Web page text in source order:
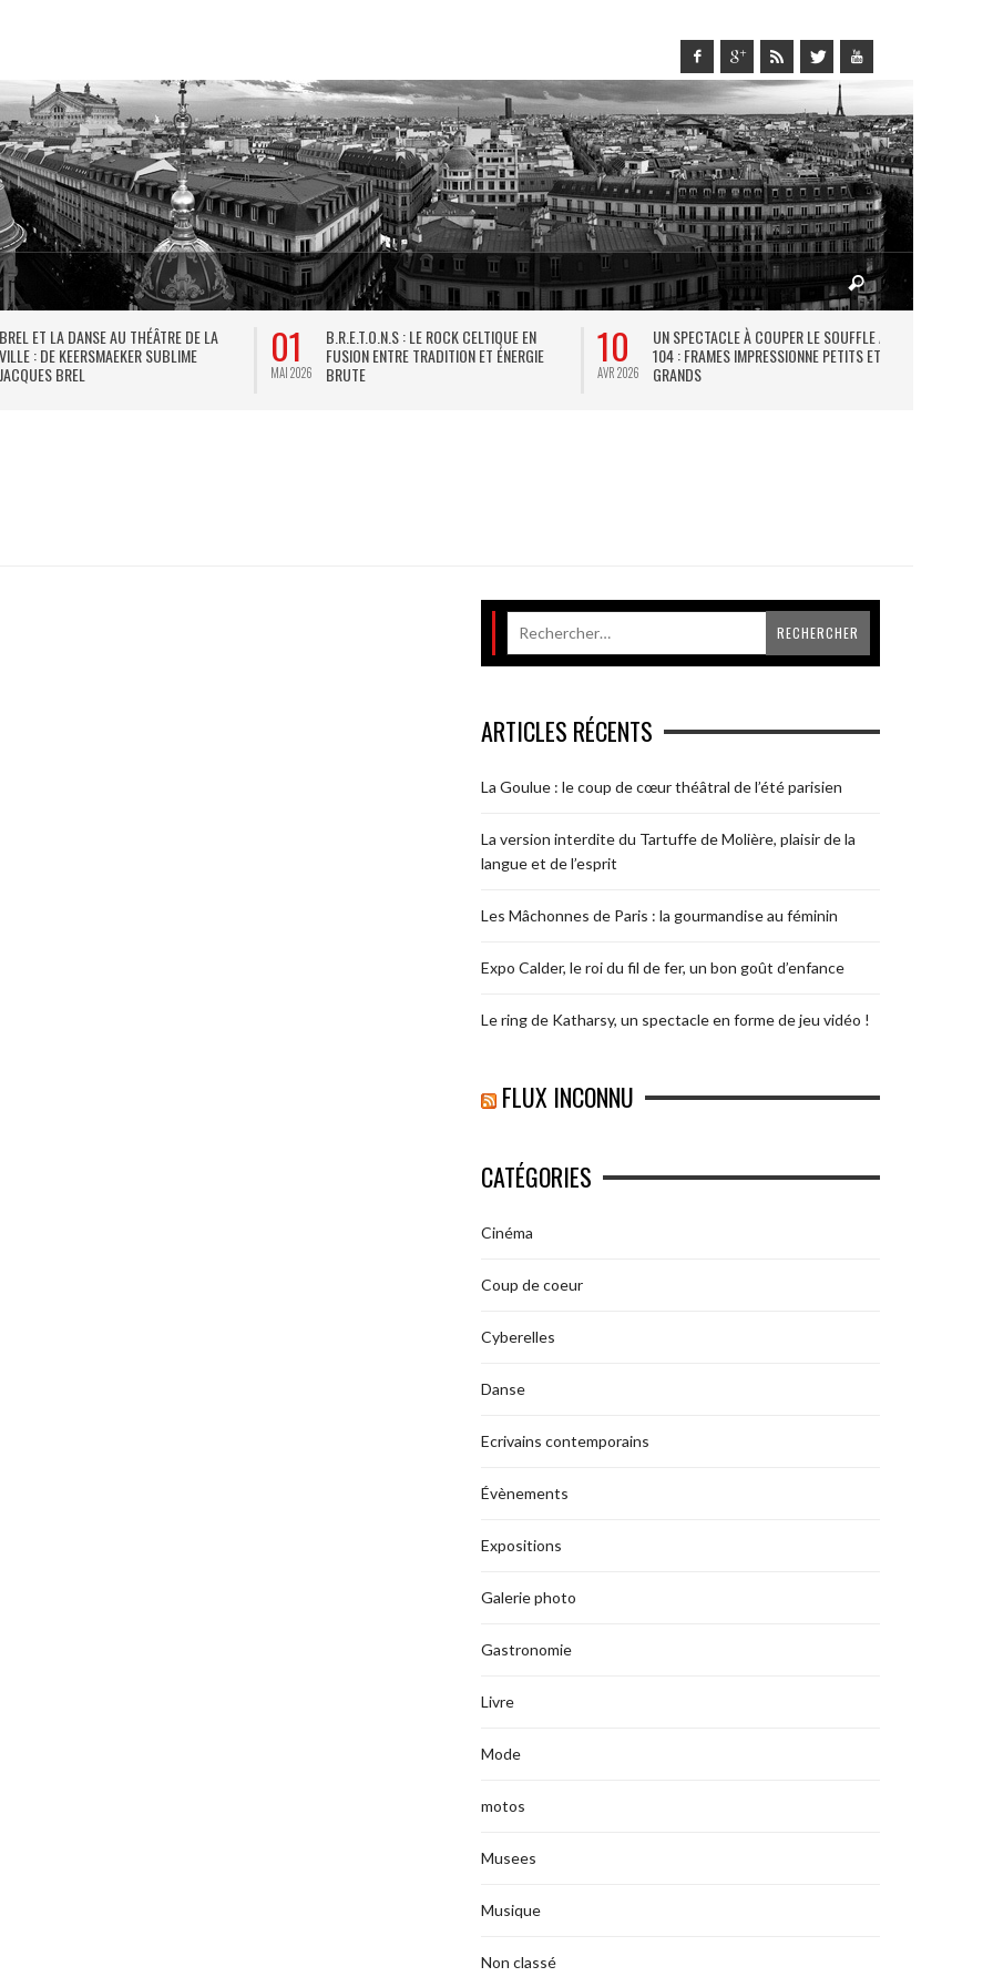
BREL ET LA DANSE AU THÉÂTRE DE LA
VILLE : DE KEERSMAEKER SUBLIME
JACQUES BREL
01
MAI 2026
B.R.E.T.O.N.S : LE ROCK CELTIQUE EN
FUSION ENTRE TRADITION ET ÉNERGIE
BRUTE
10
AVR 2026
UN SPECTACLE À COUPER LE SOUFFLE AU
104 : FRAMES IMPRESSIONNE PETITS ET
GRANDS
ARTICLES RÉCENTS
La Goulue : le coup de cœur théâtral de l’été parisien
La version interdite du Tartuffe de Molière, plaisir de la
langue et de l’esprit
Les Mâchonnes de Paris : la gourmandise au féminin
Expo Calder, le roi du fil de fer, un bon goût d’enfance
Le ring de Katharsy, un spectacle en forme de jeu vidéo !
FLUX INCONNU
CATÉGORIES
Cinéma
Coup de coeur
Cyberelles
Danse
Ecrivains contemporains
Évènements
Expositions
Galerie photo
Gastronomie
Livre
Mode
motos
Musees
Musique
Non classé